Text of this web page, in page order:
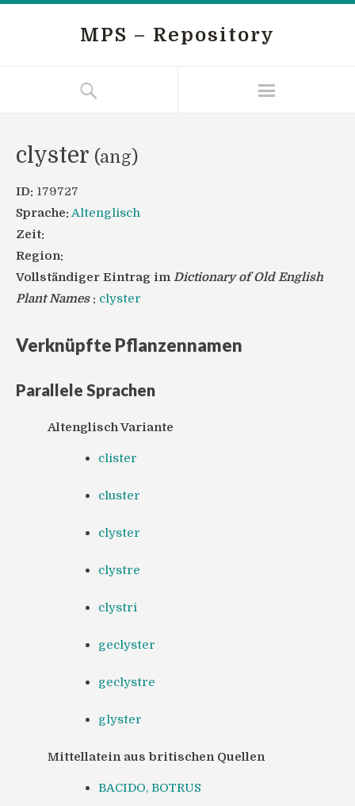
MPS – Repository
clyster (ang)
ID: 179727
Sprache: Altenglisch
Zeit:
Region:
Vollständiger Eintrag im Dictionary of Old English
Plant Names : clyster
Verknüpfte Pflanzennamen
Parallele Sprachen
Altenglisch Variante
clister
cluster
clyster
clystre
clystri
geclyster
geclystre
glyster
Mittellatein aus britischen Quellen
BACIDO, BOTRUS